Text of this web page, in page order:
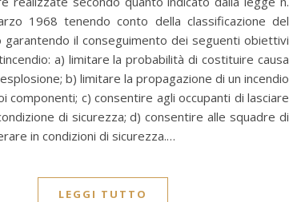
1968 tenendo conto della classificazione del
garantendo il conseguimento dei seguenti obiettivi
a) limitare la probabilità di costituire causa
b) limitare la propagazione di un incendio
componenti; c) consentire agli occupanti di lasciare
di sicurezza; d) consentire alle squadre di
in condizioni di sicurezza.…
LEGGI TUTTO